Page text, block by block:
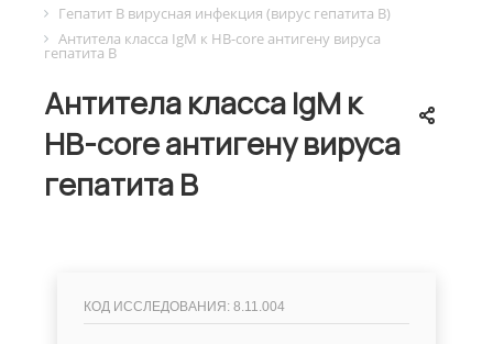
Гепатит B вирусная инфекция (вирус гепатита B)
Антитела класса IgM к HB-core антигену вируса
гепатита B
Антитела класса IgM к
HB-core антигену вируса
гепатита B
КОД ИССЛЕДОВАНИЯ: 8.11.004